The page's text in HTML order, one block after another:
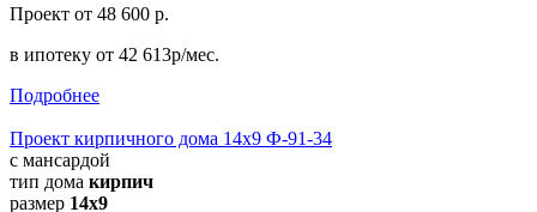
Проект от 48 600 р.
в ипотеку от 42 613р/мес.
Подробнее
Проект кирпичного дома 14x9 Ф-91-34
с мансардой
тип дома кирпич
размер 14x9